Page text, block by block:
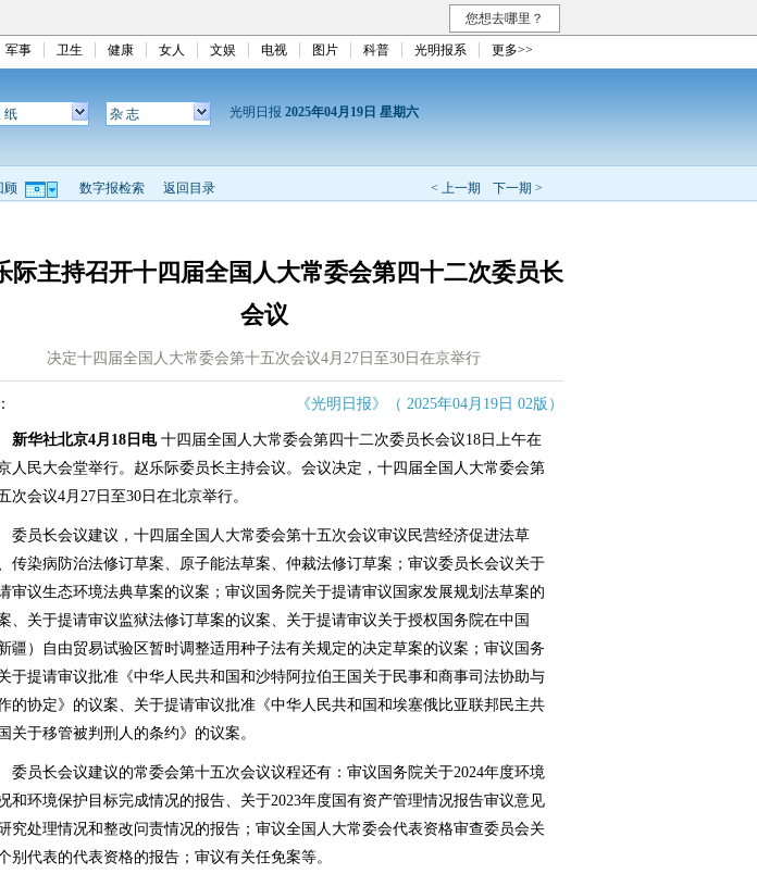
您想去哪里？
军事 卫生 健康 女人 文娱 电视 图片 科普 光明报系 更多>>
纸 杂 志 光明日报 2025年04月19日 星期六
< 上一期 下一期 >
顾 数字报检索 返回目录
际主持召开十四届全国人大常委会第四十二次委员长
会议
决定十四届全国人大常委会第十五次会议4月27日至30日在京举行
《光明日报》（ 2025年04月19日 02版）
新华社北京4月18日电十四届全国人大常委会第四十二次委员长会议18日上午在
人民大会堂举行。赵乐际委员长主持会议。会议决定，十四届全国人大常委会第
次会议4月27日至30日在北京举行。
员长会议建议，十四届全国人大常委会第十五次会议审议民营经济促进法草
传染病防治法修订草案、原子能法草案、仲裁法修订草案；审议委员长会议关于
审议生态环境法典草案的议案；审议国务院关于提请审议国家发展规划法草案的
、关于提请审议监狱法修订草案的议案、关于提请审议关于授权国务院在中国
新疆）自由贸易试验区暂时调整适用种子法有关规定的决定草案的议案；审议国务
于提请审议批准《中华人民共和国和沙特阿拉伯王国关于民事和商事司法协助与
的协定》的议案、关于提请审议批准《中华人民共和国和埃塞俄比亚联邦民主共
关于移管被判刑人的条约》的议案。
员长会议建议的常委会第十五次会议议程还有：审议国务院关于2024年度环境
和环境保护目标完成情况的报告、关于2023年度国有资产管理情况报告审议意见
究处理情况和整改问责情况的报告；审议全国人大常委会代表资格审查委员会关
别代表的代表资格的报告；审议有关任免案等。